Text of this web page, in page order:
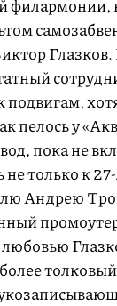
филармонии,
подвигам,
пелось у
пока не
не только к
Андрею
любовью